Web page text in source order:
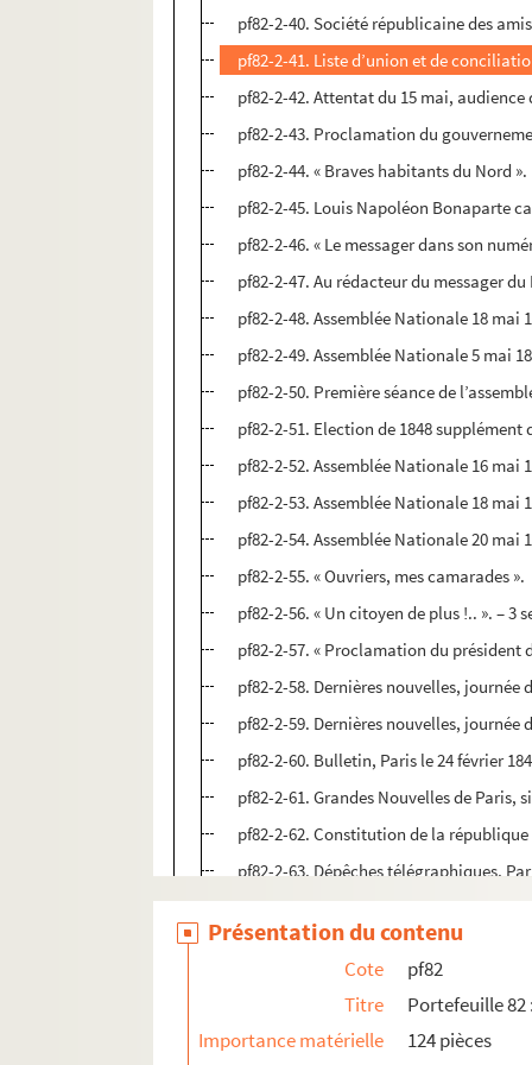
pf82-2-40. Société républicaine des
pf82-2-41. Liste d’union et de
pf82-2-42. Attentat du 15 mai, audience
pf82-2-43. Proclamation du
pf82-2-44. « Braves habitants du Nord ».
pf82-2-45. Louis Napoléon Bonaparte
pf82-2-46. « Le messager dans son
pf82-2-47. Au rédacteur du messager
pf82-2-48. Assemblée Nationale 18 mai
pf82-2-49. Assemblée Nationale 5 mai
pf82-2-50. Première séance de
pf82-2-51. Election de 1848 supplément
pf82-2-52. Assemblée Nationale 16 mai
pf82-2-53. Assemblée Nationale 18 mai
pf82-2-54. Assemblée Nationale 20 mai
pf82-2-55. « Ouvriers, mes camarades ».
pf82-2-56. « Un citoyen de plus !.. ». – 3
pf82-2-57. « Proclamation du
pf82-2-58. Dernières nouvelles, journée
pf82-2-59. Dernières nouvelles, journée
pf82-2-60. Bulletin, Paris le 24 février
pf82-2-61. Grandes Nouvelles de Paris,
pf82-2-62. Constitution de la république
pf82-2-63. Dépêches télégraphiques,
pf82-2-64. Assemblée Nationale 11 mai
pf82-2-65. Ordre du jour de la garde
pf82-2-66. « Aux habitants de la Lille »
pf82-2-67. Aux ouvriers lillois réunion
pf82-2-68. Liste complète des
Présentation du contenu
Cote
pf82
Titre
Portefeuille
Importance matérielle
124 pièces